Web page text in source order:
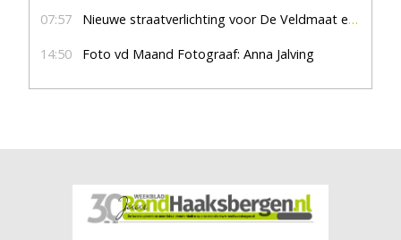
07:57 Nieuwe straatverlichting voor De Veldmaat en De Pas
14:50 Foto vd Maand Fotograaf: Anna Jalving